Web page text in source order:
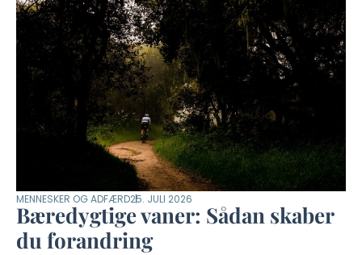
MENNESKER OG ADFÆRD25. JULI 2026
Bæredygtige vaner: Sådan skaber
du forandring